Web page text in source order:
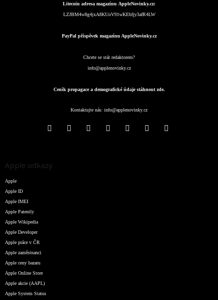
Litecoin adresa magazínu AppleNovinky.cz:
LZJBM4w8g4jxA8KUoV91wKEbfjy3afR4LW
PayPal příspěvek magazínu AppleNovinky.cz
Chcete se stát redaktorem?
info@applenovinky.cz
Ceník propagace a demografické údaje stáhnout zde.
Kontaktujte nás: info@applenovinky.cz
Apple odkazy
Apple
Apple ID
Apple IMEI
Apple Patently
Apple Wikipedia
Apple Developer
Apple práce v ČR
Apple zaměstnanci
Apple ceny bazaru
Apple Online Store
Apple akcie (AAPL)
Apple System Status